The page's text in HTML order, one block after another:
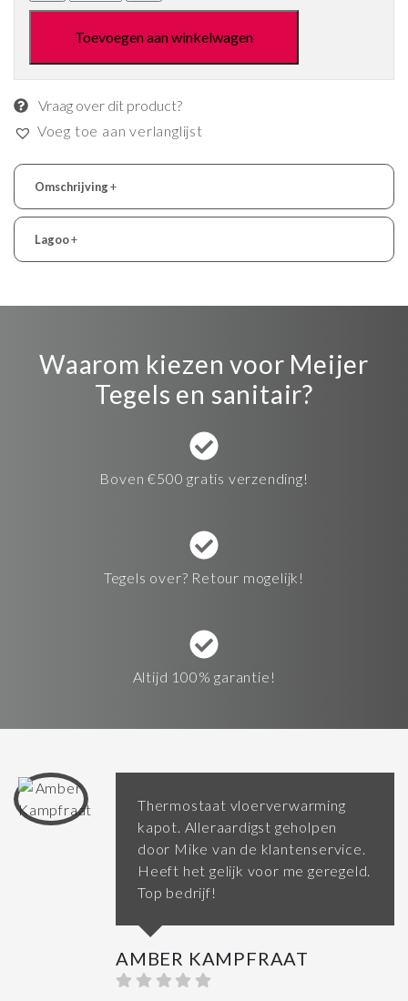
Toevoegen aan winkelwagen
Vraag over dit product?
Voeg toe aan verlanglijst
Omschrijving+
Lagoo+
Waarom kiezen voor Meijer
Tegels en sanitair?
Boven €500 gratis verzending!
Tegels over? Retour mogelijk!
Altijd 100% garantie!
Thermostaat vloerverwarming
kapot. Alleraardigst geholpen
door Mike van de klantenservice.
Heeft het gelijk voor me geregeld.
Top bedrijf!
AMBER KAMPFRAAT